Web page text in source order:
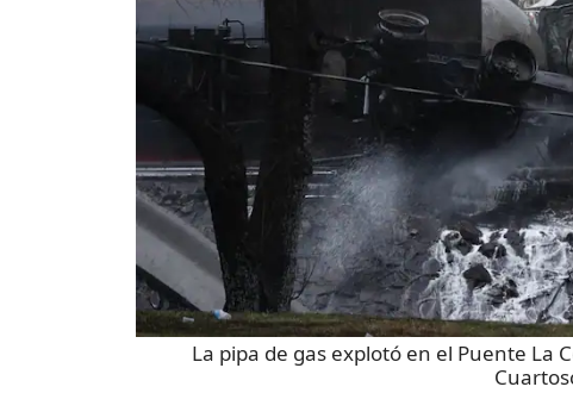
La pipa de gas explotó en el Puente La